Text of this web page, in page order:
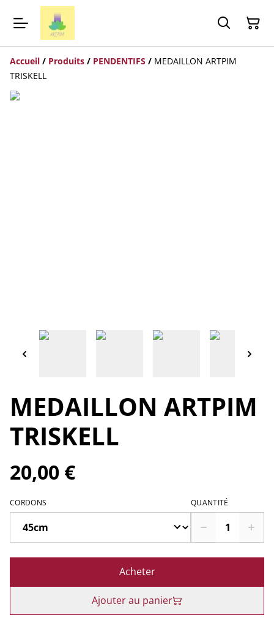
Accueil / Produits / PENDENTIFS / MEDAILLON ARTPIM
TRISKELL
MEDAILLON ARTPIM
TRISKELL
20,00 €
CORDONS QUANTITÉ
Acheter
Ajouter au panier